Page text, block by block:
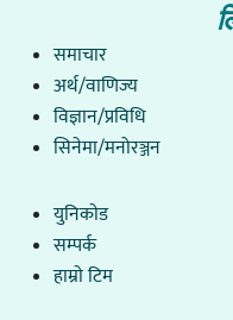
समाचार
अर्थ/वाणिज्य
विज्ञान/प्रविधि
सिनेमा/मनोरञ्जन
युनिकाेड
सम्पर्क
हाम्राे टिम